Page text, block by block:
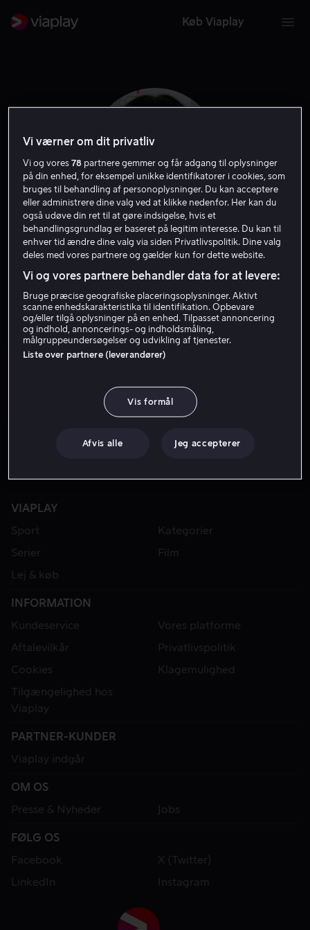
Køb Viaplay
China Moo-Young
VIAPLAY
Sport
Kategorier
Serier
Film
Lej & køb
INFORMATION
Kundeservice
Vores platforme
Aftalevilkår
Privatlivspolitik
Cookies
Klagemulighed
Tilgængelighed hos
Viaplay
PARTNER-KUNDER
Viaplay indgår
OM OS
Presse & Nyheder
Jobs
FØLG OS
Facebook
X (Twitter)
LinkedIn
Instagram
Vi værner om dit privatliv
Vi og vores78 partnere gemmer og får adgang til oplysninger
på din enhed, for eksempel unikke identifikatorer i cookies, som
bruges til behandling af personoplysninger. Du kan acceptere
eller administrere dine valg ved at klikke nedenfor. Her kan du
også udøve din ret til at gøre indsigelse, hvis et
behandlingsgrundlag er baseret på legitim interesse. Du kan til
enhver tid ændre dine valg via siden Privatlivspolitik. Dine valg
deles med vores partnere og gælder kun for dette website.
Vi og vores partnere behandler data for at levere:
Bruge præcise geografiske placeringsoplysninger. Aktivt
scanne enhedskarakteristika til identifikation. Opbevare
og/eller tilgå oplysninger på en enhed. Tilpasset annoncering
og indhold, annoncerings- og indholdsmåling,
målgruppeundersøgelser og udvikling af tjenester.
Liste over partnere (leverandører)
Vis formål
Afvis alle Jeg accepterer